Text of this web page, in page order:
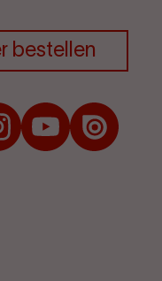
bestellen
Youtube
Issuu